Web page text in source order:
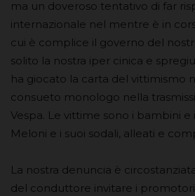
ma un doveroso tentativo di far
internazionale nel mentre è in
cui è complice il governo del
solito la nostra iper cinica e
ha giocato la carta del vittimismo
consueto monologo nella
Vespa. Le vittime sono i bambini e
Meloni e i suoi sodali, alleati e
La nostra denuncia è
del conduttore invitare i promotori